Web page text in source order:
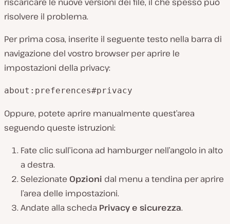
risolvere il problema.
Per prima cosa, inserite il seguente testo nella barra di
navigazione del vostro browser per aprire le
impostazioni della privacy:
about:preferences#privacy
Oppure, potete aprire manualmente quest’area
seguendo queste istruzioni:
Fate clic sull’icona ad hamburger nell’angolo in alto
a destra.
Selezionate Opzioni dal menu a tendina per aprire
l’area delle impostazioni.
Andate alla scheda Privacy e sicurezza.